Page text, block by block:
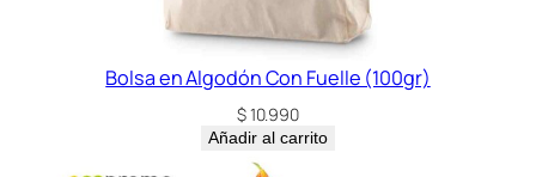
Bolsa en Algodón Con Fuelle (100gr)
$10.990
Añadir al carrito